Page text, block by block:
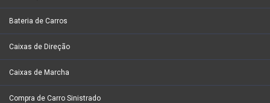
Bateria de Carros
Caixas de Direção
Caixas de Marcha
Compra de Carro Sinistrado